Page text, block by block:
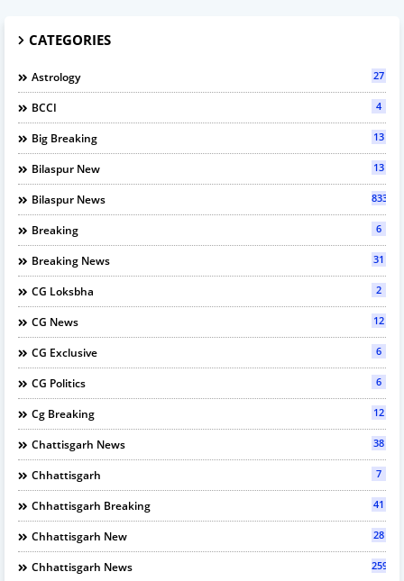
CATEGORIES
Astrology 27
BCCI 4
Big Breaking 13
Bilaspur New 13
Bilaspur News 833
Breaking 6
Breaking News 31
CG Loksbha 2
CG News 12
CG Exclusive 6
CG Politics 6
Cg Breaking 12
Chattisgarh News 38
Chhattisgarh 7
Chhattisgarh Breaking 41
Chhattisgarh New 28
Chhattisgarh News 2595